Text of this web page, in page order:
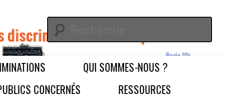
Lutte contre les
Lutte contre les discrimination à l'emploi dans
de Paris
QUI SOMMES-NOUS ?
CONCERNÉS
RESSOURCES